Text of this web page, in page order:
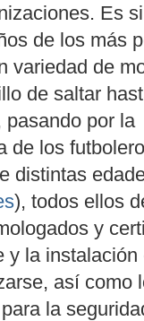
Es
de los más
variedad de
de saltar
pasando por la
de los
distintas
), todos ellos
y
y la
así como
la